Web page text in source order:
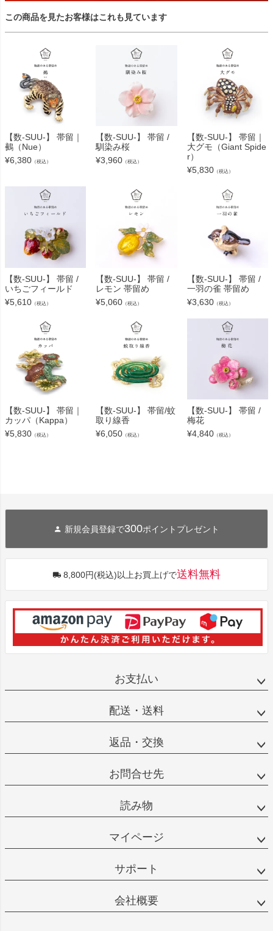
この商品を見たお客様はこれも見ています
【数-SUU-】 帯留｜
鵺（Nue）
¥6,380 （税込）
【数-SUU-】 帯留 /
馴染み桜
¥3,960 （税込）
【数-SUU-】 帯留｜
大グモ（Giant Spide
r）
¥5,830（税込）
【数-SUU-】 帯留 /
いちごフィールド
¥5,610 （税込）
【数-SUU-】 帯留 /
レモン 帯留め
¥5,060 （税込）
【数-SUU-】 帯留 /
一羽の雀 帯留め
¥3,630（税込）
【数-SUU-】 帯留｜
カッパ（Kappa）
¥5,830 （税込）
【数-SUU-】 帯留/蚊
取り線香
¥6,050 （税込）
【数-SUU-】 帯留 /
梅花
¥4,840（税込）
新規会員登録で300ポイントプレゼント
8,800円(税込)以上お買上げで送料無料
お支払い
配送・送料
返品・交換
お問合せ先
読み物
マイページ
サポート
会社概要